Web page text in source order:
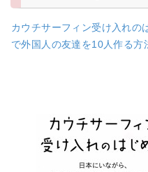
カウチサーフィン受け入れ
で外国人の友達を10人作る方